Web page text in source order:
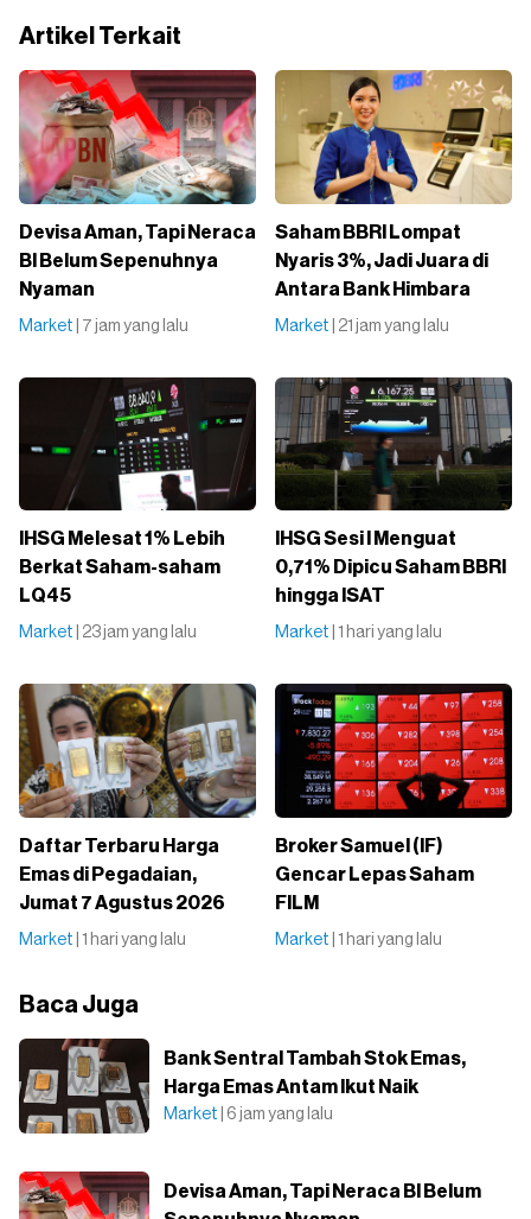
Artikel Terkait
Devisa Aman, Tapi Neraca
BI Belum Sepenuhnya
Nyaman
Market | 7 jam yang lalu
Saham BBRI Lompat
Nyaris 3%, Jadi Juara di
Antara Bank Himbara
Market | 21 jam yang lalu
IHSG Melesat 1% Lebih
Berkat Saham-saham
LQ45
Market | 23 jam yang lalu
IHSG Sesi I Menguat
0,71% Dipicu Saham BBRI
hingga ISAT
Market | 1 hari yang lalu
Daftar Terbaru Harga
Emas di Pegadaian,
Jumat 7 Agustus 2026
Market | 1 hari yang lalu
Broker Samuel (IF)
Gencar Lepas Saham
FILM
Market | 1 hari yang lalu
Baca Juga
Bank Sentral Tambah Stok Emas,
Harga Emas Antam Ikut Naik
Market | 6 jam yang lalu
Devisa Aman, Tapi Neraca BI Belum